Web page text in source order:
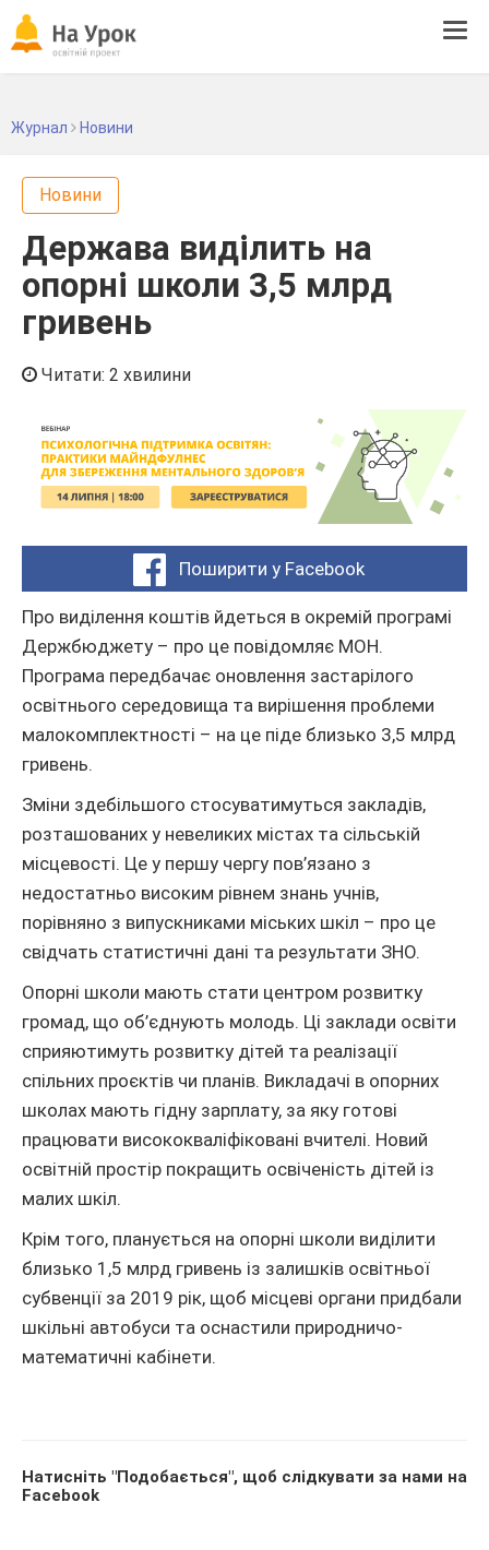
Журнал Новини
Новини
Держава виділить на
опорні школи 3,5 млрд
гривень
Читати: 2 хвилини
Поширити у Facebook
Про виділення коштів йдеться в окремій програмі
Держбюджету – про це повідомляє МОН.
Програма передбачає оновлення застарілого
освітнього середовища та вирішення проблеми
малокомплектності – на це піде близько 3,5 млрд
гривень.
Зміни здебільшого стосуватимуться закладів,
розташованих у невеликих містах та сільській
місцевості. Це у першу чергу пов’язано з
недостатньо високим рівнем знань учнів,
порівняно з випускниками міських шкіл – про це
свідчать статистичні дані та результати ЗНО.
Опорні школи мають стати центром розвитку
громад, що об’єднують молодь. Ці заклади освіти
сприяютимуть розвитку дітей та реалізації
спільних проєктів чи планів. Викладачі в опорних
школах мають гідну зарплату, за яку готові
працювати висококваліфіковані вчителі. Новий
освітній простір покращить освіченість дітей із
малих шкіл.
Крім того, планується на опорні школи виділити
близько 1,5 млрд гривень із залишків освітньої
субвенції за 2019 рік, щоб місцеві органи придбали
шкільні автобуси та оснастили природничо-
математичні кабінети.
Натисніть "Подобається", щоб слідкувати за нами на
Facebook